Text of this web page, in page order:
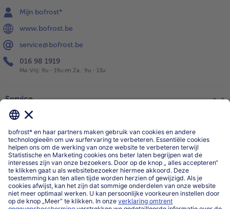
Mijn bofrost*
www.bofrost.be
service@bofrost.be
016 98 1919
Ma-Vrij: 9u - 19u en Za.: 9u - 13u
Service
Categorieën